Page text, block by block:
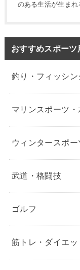
のある生活が生まれ
おすすめスポーツ
釣り・フィッシン
マリンスポーツ・
ウィンタースポー
武道・格闘技
ゴルフ
筋トレ・ダイエッ